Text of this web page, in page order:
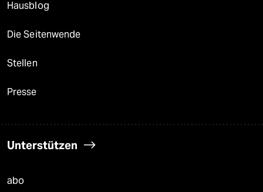
Hausblog
Die Seitenwende
Stellen
Presse
Unterstützen
abo